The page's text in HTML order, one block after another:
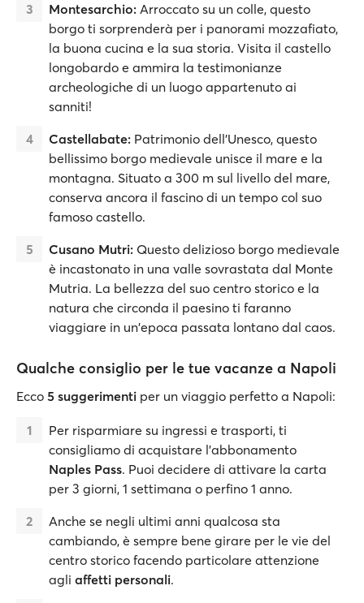
Montesarchio: Arroccato su un colle, questo
borgo ti sorprenderà per i panorami mozzafiato,
la buona cucina e la sua storia. Visita il castello
longobardo e ammira la testimonianze
archeologiche di un luogo appartenuto ai
sanniti!
Castellabate: Patrimonio dell’Unesco, questo
bellissimo borgo medievale unisce il mare e la
montagna. Situato a 300 m sul livello del mare,
conserva ancora il fascino di un tempo col suo
famoso castello.
Cusano Mutri: Questo delizioso borgo medievale
è incastonato in una valle sovrastata dal Monte
Mutria. La bellezza del suo centro storico e la
natura che circonda il paesino ti faranno
viaggiare in un'epoca passata lontano dal caos.
Qualche consiglio per le tue vacanze a Napoli
Ecco 5 suggerimenti per un viaggio perfetto a Napoli:
Per risparmiare su ingressi e trasporti, ti
consigliamo di acquistare l'abbonamento
Naples Pass. Puoi decidere di attivare la carta
per 3 giorni, 1 settimana o perfino 1 anno.
Anche se negli ultimi anni qualcosa sta
cambiando, è sempre bene girare per le vie del
centro storico facendo particolare attenzione
agli affetti personali.